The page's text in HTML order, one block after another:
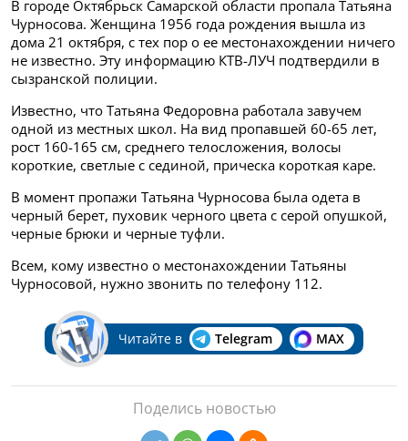
В городе Октябрьск Самарской области пропала Татьяна
Чурносова. Женщина 1956 года рождения вышла из
дома 21 октября, с тех пор о ее местонахождении ничего
не известно. Эту информацию КТВ-ЛУЧ подтвердили в
сызранской полиции.
Известно, что Татьяна Федоровна работала завучем
одной из местных школ. На вид пропавшей 60-65 лет,
рост 160-165 см, среднего телосложения, волосы
короткие, светлые с сединой, прическа короткая каре.
В момент пропажи Татьяна Чурносова была одета в
черный берет, пуховик черного цвета с серой опушкой,
черные брюки и черные туфли.
Всем, кому известно о местонахождении Татьяны
Чурносовой, нужно звонить по телефону 112.
Читайте в Telegram MAX
Поделись новостью